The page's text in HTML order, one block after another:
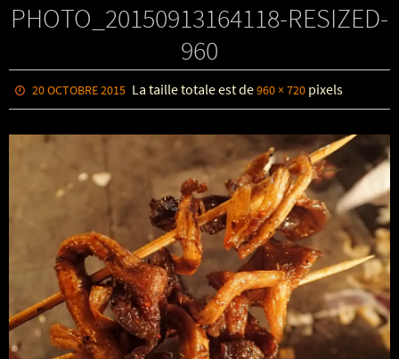
PHOTO_20150913164118-RESIZED-
960
20 OCTOBRE 2015 La taille totale est de960 × 720 pixels